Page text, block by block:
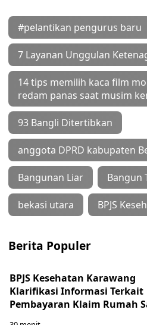
#pelantikan pengurus baru
7 Layanan Unggulan
14 tips memilih kaca film
redam panas saat musim
93 Bangli Ditertibkan
anggota DPRD kabupaten
Bangunan Liar Bangun
bekasi utara BPJS
Berita Populer
BPJS Kesehatan Karawang
Klarifikasi Informasi Terkait
Pembayaran Klaim Rumah